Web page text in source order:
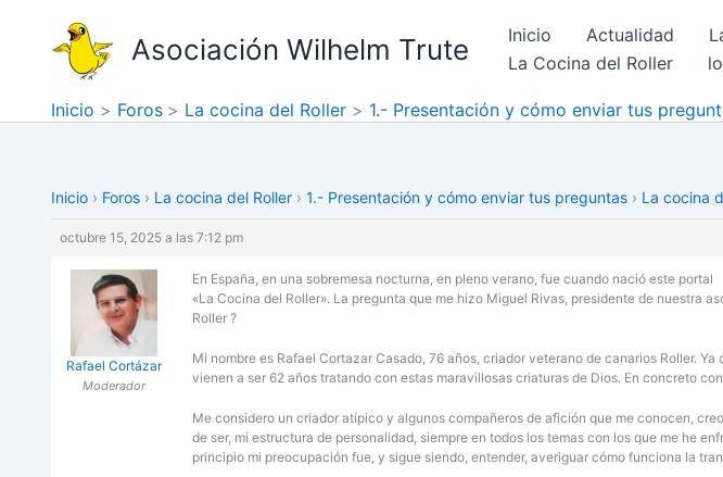
contenido
Asociación Wilhelm Trute Inicio Actualidad
La Cocina del Roller
Inicio Foros La cocina del Roller 1.- Presentación y cómo enviar tus
Inicio › Foros › La cocina del Roller › 1.- Presentación y cómo enviar tus preguntas › La cocina
octubre 15, 2025 a las 7:12 pm
Rafael Cortázar
Moderador
En España, en una sobremesa nocturna, en pleno verano, fue cuando nació este portal
«La Cocina del Roller». La pregunta que me hizo Miguel Rivas, presidente de nuestra
Roller ?
Mi nombre es Rafael Cortazar Casado, 76 años, criador veterano de canarios Roller.
vienen a ser 62 años tratando con estas maravillosas criaturas de Dios. En concreto
Me considero un criador atípico y algunos compañeros de afición que me conocen,
de ser, mi estructura de personalidad, siempre en todos los temas con los que me he
principio mi preocupación fue, y sigue siendo, entender, averiguar cómo funciona la